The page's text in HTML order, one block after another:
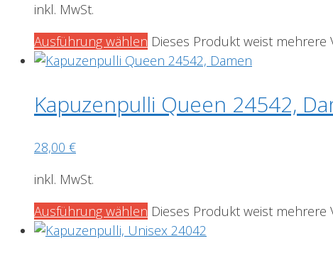
inkl. MwSt.
Ausführung wählen Dieses Produkt weist
Kapuzenpulli Queen 24542,
28,00 €
inkl. MwSt.
Ausführung wählen Dieses Produkt weist